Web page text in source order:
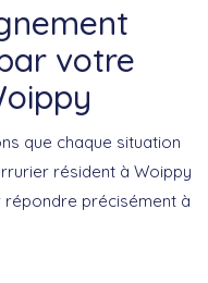
votre
que chaque situation
résident à Woippy
précisément à